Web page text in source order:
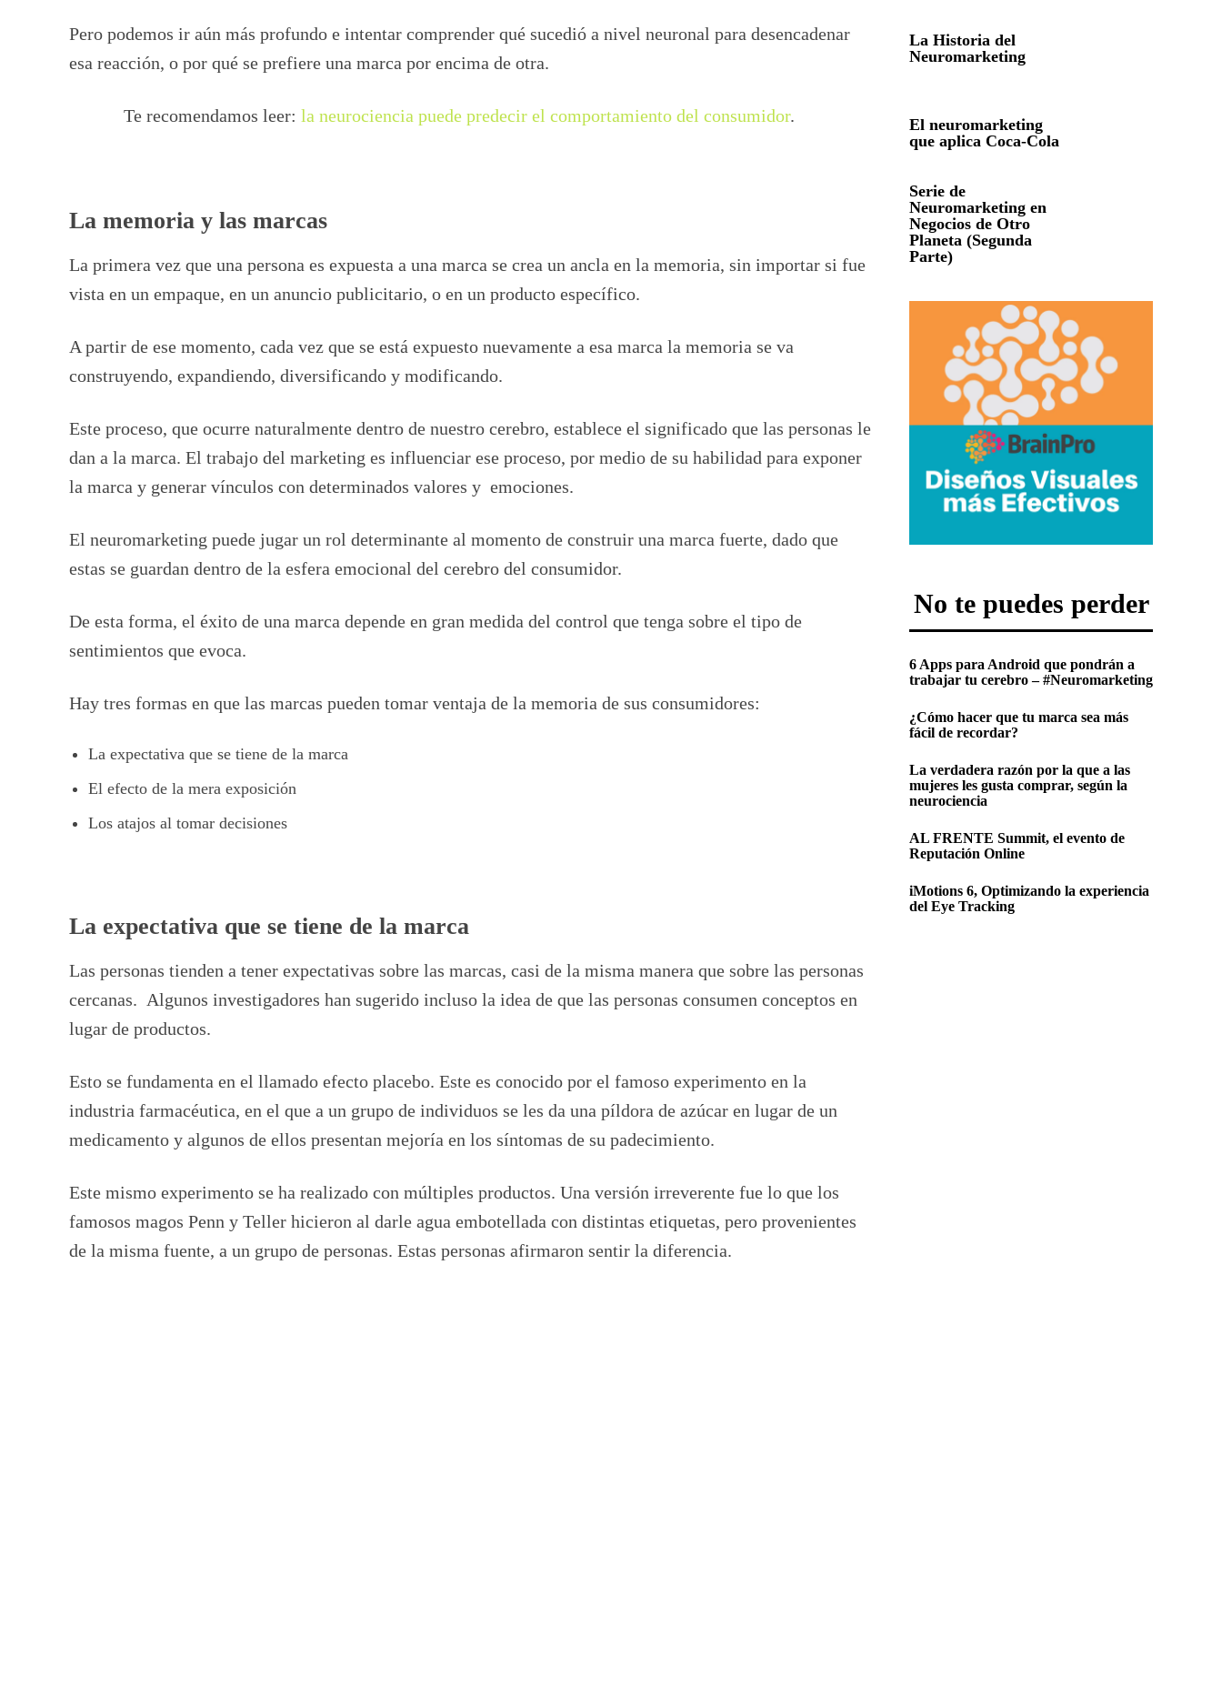
Pero podemos ir aún más profundo e intentar comprender qué sucedió a nivel neuronal para desencadenar
esa reacción, o por qué se prefiere una marca por encima de otra.
Te recomendamos leer: la neurociencia puede predecir el comportamiento del consumidor.
La memoria y las marcas
La primera vez que una persona es expuesta a una marca se crea un ancla en la memoria, sin importar si fue
vista en un empaque, en un anuncio publicitario, o en un producto específico.
A partir de ese momento, cada vez que se está expuesto nuevamente a esa marca la memoria se va
construyendo, expandiendo, diversificando y modificando.
Este proceso, que ocurre naturalmente dentro de nuestro cerebro, establece el significado que las personas le
dan a la marca. El trabajo del marketing es influenciar ese proceso, por medio de su habilidad para exponer
la marca y generar vínculos con determinados valores y emociones.
El neuromarketing puede jugar un rol determinante al momento de construir una marca fuerte, dado que
estas se guardan dentro de la esfera emocional del cerebro del consumidor.
De esta forma, el éxito de una marca depende en gran medida del control que tenga sobre el tipo de
sentimientos que evoca.
Hay tres formas en que las marcas pueden tomar ventaja de la memoria de sus consumidores:
La expectativa que se tiene de la marca
El efecto de la mera exposición
Los atajos al tomar decisiones
La expectativa que se tiene de la marca
Las personas tienden a tener expectativas sobre las marcas, casi de la misma manera que sobre las personas
cercanas. Algunos investigadores han sugerido incluso la idea de que las personas consumen conceptos en
lugar de productos.
Esto se fundamenta en el llamado efecto placebo. Este es conocido por el famoso experimento en la
industria farmacéutica, en el que a un grupo de individuos se les da una píldora de azúcar en lugar de un
medicamento y algunos de ellos presentan mejoría en los síntomas de su padecimiento.
Este mismo experimento se ha realizado con múltiples productos. Una versión irreverente fue lo que los
famosos magos Penn y Teller hicieron al darle agua embotellada con distintas etiquetas, pero provenientes
de la misma fuente, a un grupo de personas. Estas personas afirmaron sentir la diferencia.
La Historia del
Neuromarketing
El neuromarketing
que aplica Coca-Cola
Serie de
Neuromarketing en
Negocios de Otro
Planeta (Segunda
Parte)
No te puedes perder
6 Apps para Android que pondrán a
trabajar tu cerebro – #Neuromarketing
¿Cómo hacer que tu marca sea más
fácil de recordar?
La verdadera razón por la que a las
mujeres les gusta comprar, según la
neurociencia
AL FRENTE Summit, el evento de
Reputación Online
iMotions 6, Optimizando la experiencia
del Eye Tracking